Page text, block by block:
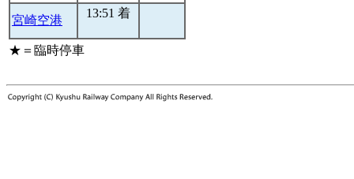
宮崎空港
13:51 着
★＝臨時停車